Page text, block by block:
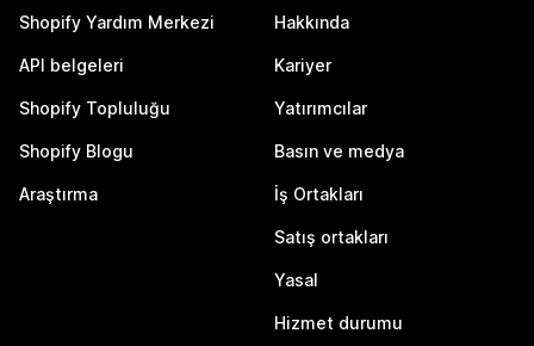
Shopify Yardım Merkezi
API belgeleri
Shopify Topluluğu
Shopify Blogu
Araştırma
Hakkında
Kariyer
Yatırımcılar
Basın ve medya
İş Ortakları
Satış ortakları
Yasal
Hizmet durumu